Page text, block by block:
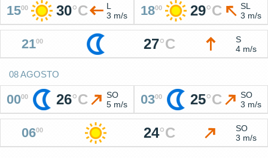
1500 30°C
L
3 m/s
1800 29°C
SL
3 m/s
2100 27°C
S
4 m/s
08 AGOSTO
0000 26°C
SO
5 m/s
0300 25°C
SO
3 m/s
0600 24°C
SO
3 m/s